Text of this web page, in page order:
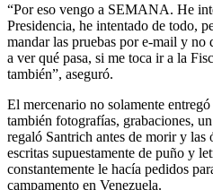
“Por eso vengo a SEMANA. He
Presidencia, he intentado de todo,
mandar las pruebas por e-mail y no
a ver qué pasa, si me toca ir a la
también”, aseguró.
El mercenario no solamente
también fotografías, grabaciones,
regaló Santrich antes de morir y las
escritas supuestamente de puño y
constantemente le hacía pedidos
campamento en Venezuela.